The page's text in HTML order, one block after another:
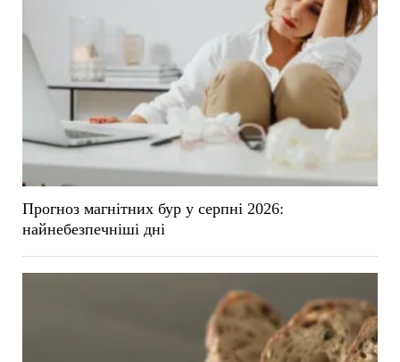
Прогноз магнітних бур у серпні 2026:
найнебезпечніші дні